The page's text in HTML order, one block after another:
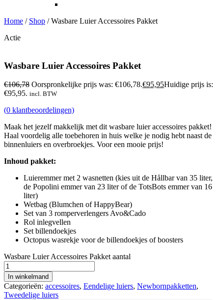
Home / Shop /Wasbare Luier Accessoires Pakket
Actie
Wasbare Luier Accessoires Pakket
€106,78 Oorspronkelijke prijs was: €106,78.€95,95Huidige prijs is:
€95,95. incl. BTW
(0 klantbeoordelingen)
Maak het jezelf makkelijk met dit wasbare luier accessoires pakket!
Haal voordelig alle toebehoren in huis welke je nodig hebt naast de
binnenluiers en overbroekjes. Voor een mooie prijs!
Inhoud pakket:
Luieremmer met 2 wasnetten (kies uit de Hållbar van 35 liter,
de Popolini emmer van 23 liter of de TotsBots emmer van 16
liter)
Wetbag (Blumchen of HappyBear)
Set van 3 romperverlengers Avo&Cado
Rol inlegvellen
Set billendoekjes
Octopus wasrekje voor de billendoekjes of boosters
Wasbare Luier Accessoires Pakket aantal
In winkelmand
Categorieën: accessoires, Eendelige luiers, Newbornpakketten,
Tweedelige luiers